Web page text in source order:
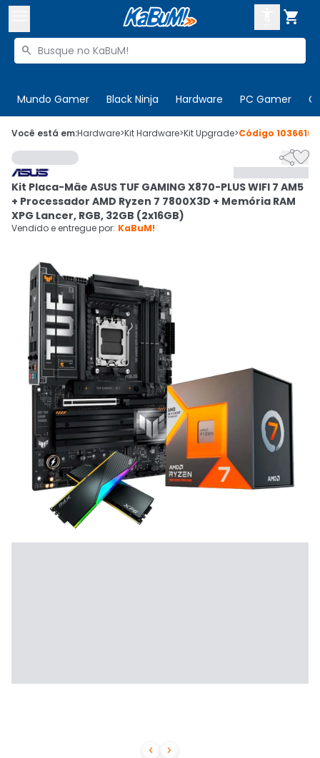

Buscar produtos

Mundo Gamer Black Ninja Hardware PC Gamer
 Olá. Acesse sua conta
 Departamentos
Cupons
Mais Vendidos
CADASTRE-SE
Você está em:Hardware>Kit Hardware>Kit Upgrade>Código 1036616
 

Kit Placa-Mãe ASUS TUF GAMING X870-PLUS WIFI 7 AM5
+ Processador AMD Ryzen 7 7800X3D + Memória RAM
XPG Lancer, RGB, 32GB (2x16GB)
Vendido e entregue por: KaBuM!